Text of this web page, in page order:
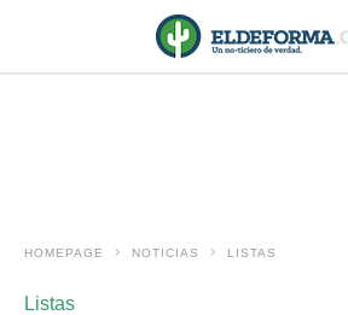
HOMEPAGE NOTICIAS LISTAS
Listas